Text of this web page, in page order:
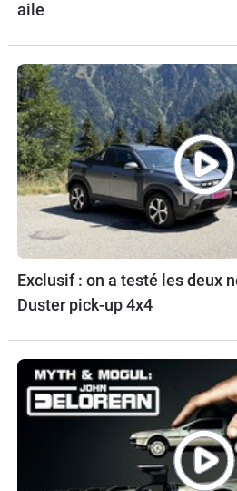
aile
Exclusif : on a testé les deux
Duster pick-up 4x4